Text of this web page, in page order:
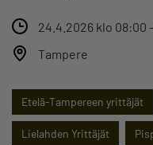
24.4.2026 klo 08:00
Tampere
Etelä-Tampereen yrittäjät
Lielahden Yrittäjät